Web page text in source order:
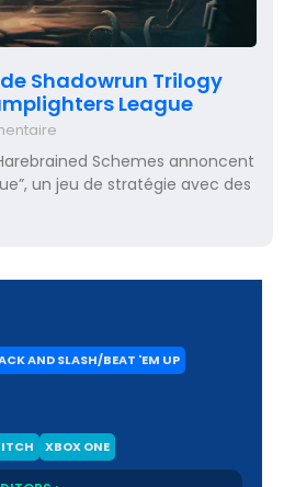
Shadowrun Trilogy
League
Schemes annoncent
un jeu de stratégie avec des
AND SLASH/BEAT 'EM UP
XBOX ONE